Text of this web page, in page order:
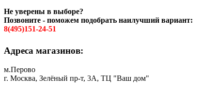
Не уверены в выборе?
Позвоните - поможем подобрать наилучший вариант:
8(495)151-24-51
Адреса магазинов:
м.Перово
г. Москва, Зелёный пр-т, 3А, ТЦ "Ваш дом"